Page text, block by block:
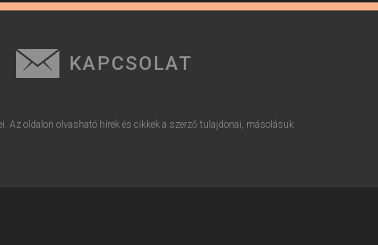
KAPCSOLAT
Az oldalon olvasható hírek és cikkek a szerző tulajdonai, másolásuk